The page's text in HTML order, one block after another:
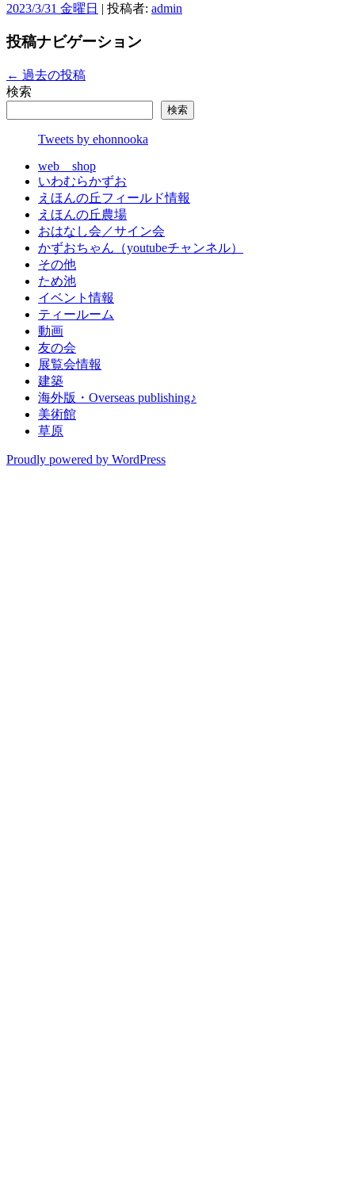
2023/3/31 金曜日 | 投稿者: admin
投稿ナビゲーション
← 過去の投稿
検索
検索
Tweets by ehonnooka
web shop
いわむらかずお
えほんの丘フィールド情報
えほんの丘農場
おはなし会／サイン会
かずおちゃん（youtubeチャンネル）
その他
ため池
イベント情報
ティールーム
動画
友の会
展覧会情報
建築
海外版・Overseas publishing♪
美術館
草原
Proudly powered by WordPress